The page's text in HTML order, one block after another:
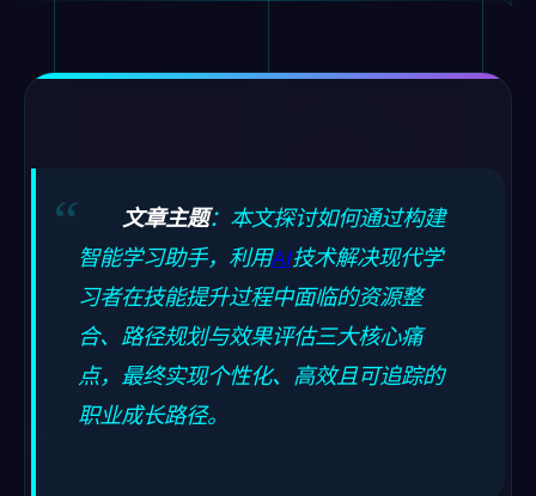
文章主题：本文探讨如何通过构建
智能学习助手，利用AI技术解决现代学
习者在技能提升过程中面临的资源整
合、路径规划与效果评估三大核心痛
点，最终实现个性化、高效且可追踪的
职业成长路径。